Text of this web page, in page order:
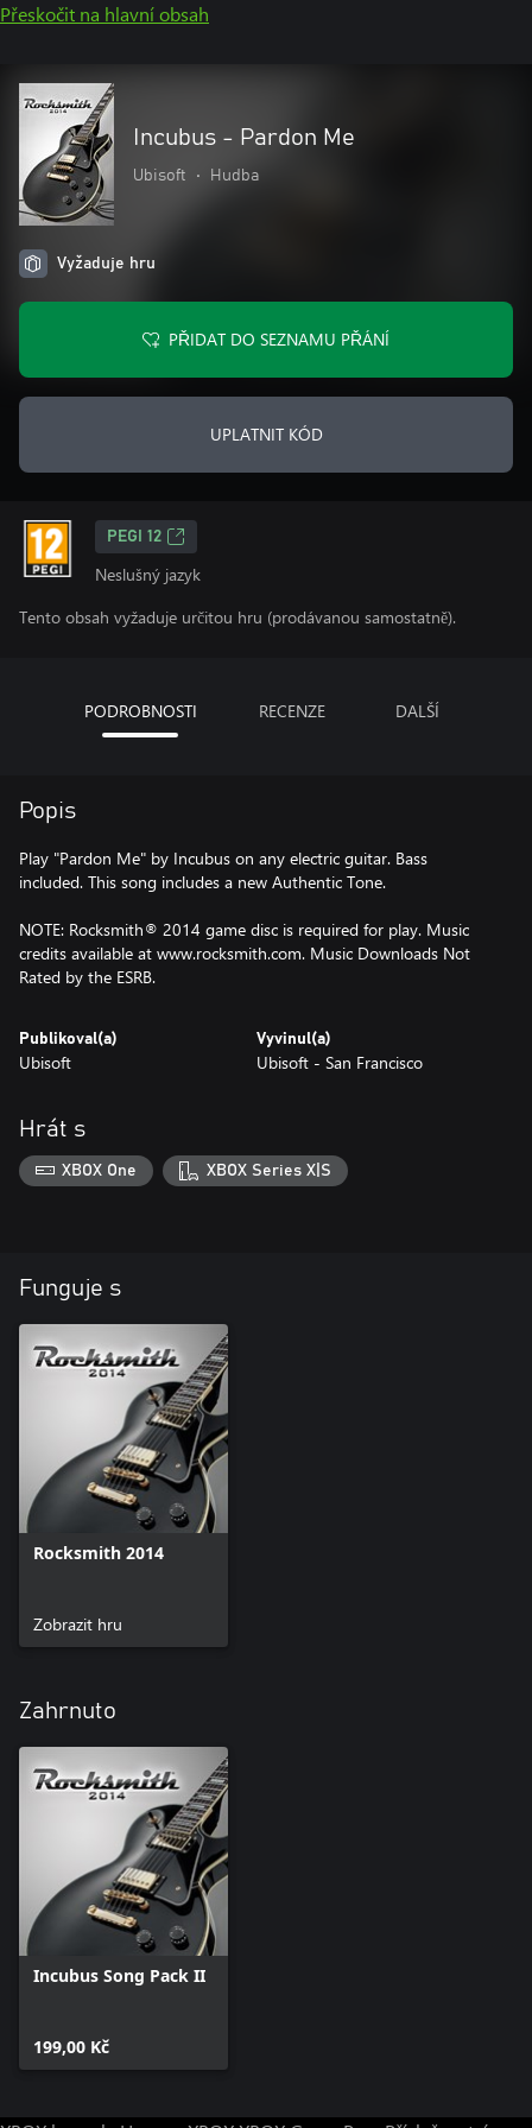
Přeskočit na hlavní obsah
Incubus - Pardon Me
Ubisoft • Hudba
Vyžaduje hru
PŘIDAT DO SEZNAMU PŘÁNÍ
UPLATNIT KÓD
PEGI 12
Neslušný jazyk
Tento obsah vyžaduje určitou hru (prodávanou samostatně).
PODROBNOSTI RECENZE DALŠÍ
Popis
Play "Pardon Me" by Incubus on any electric guitar. Bass
included. This song includes a new Authentic Tone.
NOTE: Rocksmith® 2014 game disc is required for play. Music
credits available at www.rocksmith.com. Music Downloads Not
Rated by the ESRB.
Publikoval(a)
Ubisoft
Vyvinul(a)
Ubisoft - San Francisco
Hrát s
XBOX One XBOX Series X|S
Funguje s
Rocksmith 2014
Zobrazit hru
Zahrnuto
Incubus Song Pack II
199,00 Kč